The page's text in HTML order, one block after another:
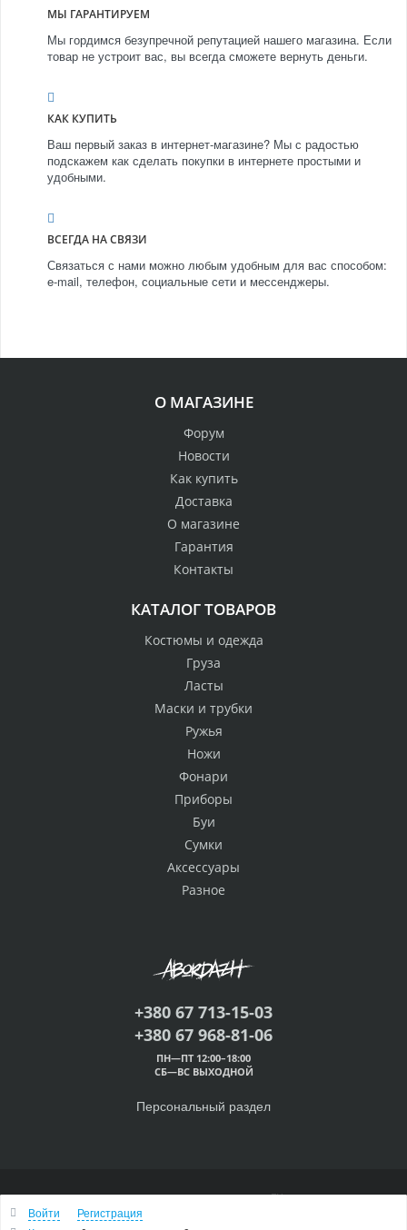
МЫ ГАРАНТИРУЕМ
Мы гордимся безупречной репутацией нашего магазина. Если
товар не устроит вас, вы всегда сможете вернуть деньги.
КАК КУПИТЬ
Ваш первый заказ в интернет-магазине? Мы с радостью
подскажем как сделать покупки в интернете простыми и
удобными.
ВСЕГДА НА СВЯЗИ
Связаться с нами можно любым удобным для вас способом:
e-mail, телефон, социальные сети и мессенджеры.
О МАГАЗИНЕ
Форум
Новости
Как купить
Доставка
О магазине
Гарантия
Контакты
КАТАЛОГ ТОВАРОВ
Костюмы и одежда
Груза
Ласты
Маски и трубки
Ружья
Ножи
Фонари
Приборы
Буи
Сумки
Аксессуары
Разное
+380 67 713-15-03
+380 67 968-81-06
ПН—ПТ 12:00–18:00
СБ—ВС ВЫХОДНОЙ
Персональный раздел
© 2000 — 2026 Абордаж™
Войти
Регистрация